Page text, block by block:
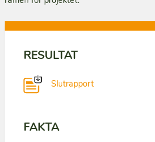
RESULTAT
Slutrapport
FAKTA